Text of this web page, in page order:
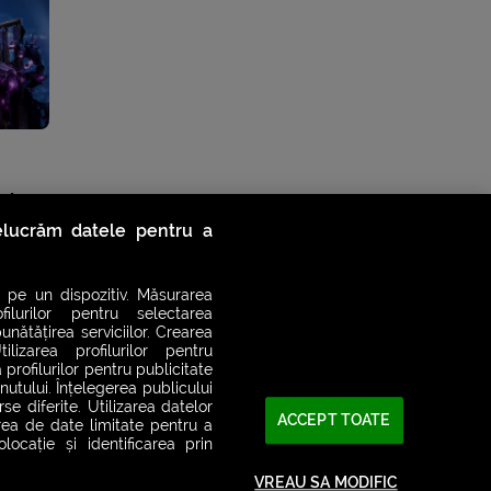
datele pentru a
un dispozitiv. Măsurarea
pentru selectarea
serviciilor. Crearea
profilurilor pentru
profilurilor pentru publicitate
Înțelegerea publicului
diferite. Utilizarea datelor
de date limitate pentru a
și identificarea prin
ACCEPT TOATE
VREAU SA MODIFIC